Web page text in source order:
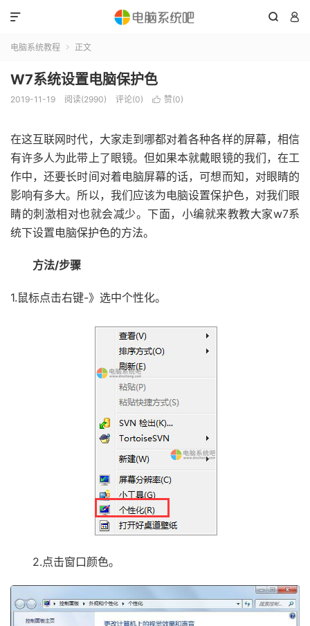
 

电脑系统教程  正文
W7系统设置电脑保护色
2019-11-19 阅读(2990) 评论(0)  赞(0)
在这互联网时代，大家走到哪都对着各种各样的屏幕，相信
有许多人为此带上了眼镜。但如果本就戴眼镜的我们，在工
作中，还要长时间对着电脑屏幕的话，可想而知，对眼睛的
影响有多大。所以，我们应该为电脑设置保护色，对我们眼
睛的刺激相对也就会减少。下面，小编就来教教大家w7系
统下设置电脑保护色的方法。
方法/步骤
1.鼠标点击右键-》选中个性化。
2.点击窗口颜色。